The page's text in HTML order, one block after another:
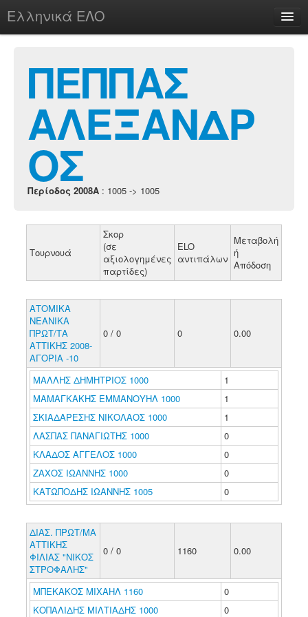
Ελληνικά ΕΛΟ
chesstu.be @ discord
Login
ΠΕΠΠΑΣ
ΑΛΕΞΑΝΔΡ
ΟΣ
Περίοδος 2008A : 1005 -> 1005
Τουρνουά
Σκορ
(σε
αξιολογημένες
παρτίδες)
ELO
αντιπάλων
Μεταβολή
ή
Απόδοση
ΑΤΟΜΙΚΑ
ΝΕΑΝΙΚΑ
ΠΡΩΤ/ΤΑ
ΑΤΤΙΚΗΣ 2008-
ΑΓΟΡΙΑ -10
0 / 0 0 0.00
ΜΑΛΛΗΣ ΔΗΜΗΤΡΙΟΣ 1000
1
ΜΑΜΑΓΚΑΚΗΣ ΕΜΜΑΝΟΥΗΛ 1000
1
ΣΚΙΑΔΑΡΕΣΗΣ ΝΙΚΟΛΑΟΣ 1000
1
ΛΑΣΠΑΣ ΠΑΝΑΓΙΩΤΗΣ 1000
0
ΚΛΑΔΟΣ ΑΓΓΕΛΟΣ 1000
0
ΖΑΧΟΣ ΙΩΑΝΝΗΣ 1000
0
ΚΑΤΩΠΟΔΗΣ ΙΩΑΝΝΗΣ 1005
0
ΔΙΑΣ. ΠΡΩΤ/ΜΑ
ΑΤΤΙΚΗΣ
ΦΙΛΙΑΣ "ΝΙΚΟΣ
ΣΤΡΟΦΑΛΗΣ"
0 / 0 1160 0.00
ΜΠΕΚΑΚΟΣ ΜΙΧΑΗΛ 1160
0
ΚΟΠΑΛΙΔΗΣ ΜΙΛΤΙΑΔΗΣ 1000
0